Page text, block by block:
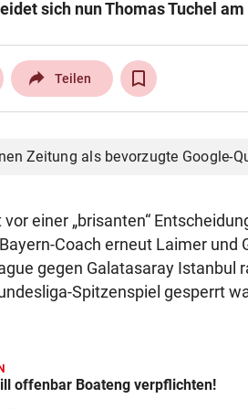
sich nun Thomas Tuchel
Teilen
Zeitung als bevorzugte Google-
einer „brisanten“
Coach erneut Laimer und
gegen Galatasaray Istanbul
Spitzenspiel gesperrt
offenbar Boateng verpflichten!